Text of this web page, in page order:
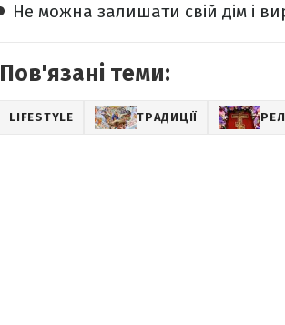
Не можна залишати свій дім і
Пов'язані теми:
LIFESTYLE ТРАДИЦІЇ